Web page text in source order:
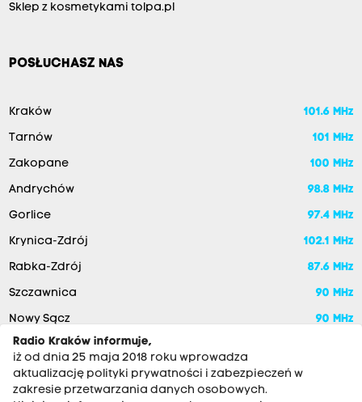
Sklep z kosmetykami tolpa.pl
POSŁUCHASZ NAS
Kraków 101.6 MHz
Tarnów 101 MHz
Zakopane 100 MHz
Andrychów 98.8 MHz
Gorlice 97.4 MHz
Krynica-Zdrój 102.1 MHz
Rabka-Zdrój 87.6 MHz
Szczawnica 90 MHz
Nowy Sącz
90 MHz
Radio Kraków informuje,
iż od dnia 25 maja 2018 roku wprowadza
aktualizację polityki prywatności i zabezpieczeń w
zakresie przetwarzania danych osobowych.